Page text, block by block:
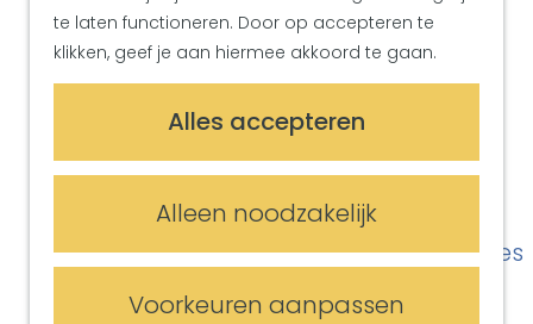
te laten functioneren. Door op accepteren te
klikken, geef je aan hiermee akkoord te gaan.
Alles accepteren
Alleen noodzakelijk
Voorkeuren aanpassen
Bereikbaarheid
Overnachten
Plan op de kaart
Meetings & Events
Vergaderlocaties
Evenementenlocaties